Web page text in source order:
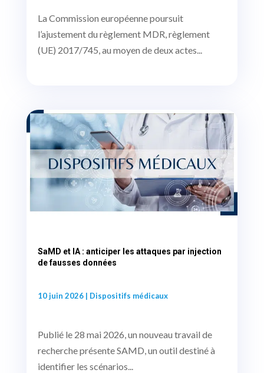
La Commission européenne poursuit
l’ajustement du règlement MDR, règlement
(UE) 2017/745, au moyen de deux actes...
SaMD et IA : anticiper les attaques par injection
de fausses données
10 juin 2026| Dispositifs médicaux
Publié le 28 mai 2026, un nouveau travail de
recherche présente SAMD, un outil destiné à
identifier les scénarios...